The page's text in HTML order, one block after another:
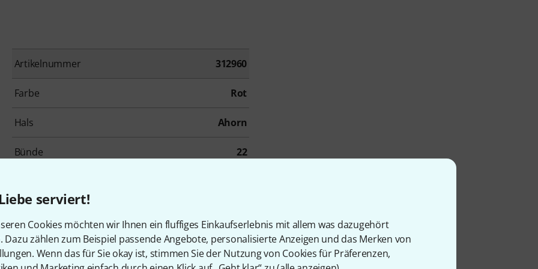
serviert!
Cookies möchten wir Ihnen ein fluffiges Einkaufserlebnis mit allem was dazugehört
Dazu zählen zum Beispiel passende Angebote, personalisierte Anzeigen und das Merken von
Wenn das für Sie okay ist, stimmen Sie der Nutzung von Cookies für Präferenzen,
Artikelnummer 312960
Farbe Rot
Hals Ahorn
Bünde 22